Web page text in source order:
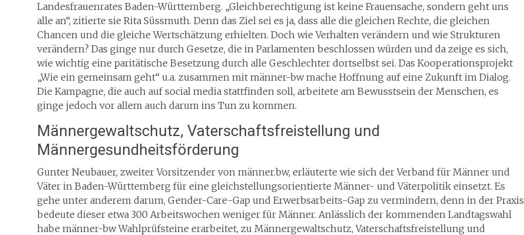
Landesfrauenrates Baden-Württemberg. „Gleichberechtigung ist keine Frauensache, sondern geht uns
alle an“, zitierte sie Rita Süssmuth. Denn das Ziel sei es ja, dass alle die gleichen Rechte, die gleichen
Chancen und die gleiche Wertschätzung erhielten. Doch wie Verhalten verändern und wie Strukturen
verändern? Das ginge nur durch Gesetze, die in Parlamenten beschlossen würden und da zeige es sich,
wie wichtig eine paritätische Besetzung durch alle Geschlechter dortselbst sei. Das Kooperationsprojekt
„Wie ein gemeinsam geht“ u.a. zusammen mit männer-bw mache Hoffnung auf eine Zukunft im Dialog.
Die Kampagne, die auch auf social media stattfinden soll, arbeitete am Bewusstsein der Menschen, es
ginge jedoch vor allem auch darum ins Tun zu kommen.
Männergewaltschutz, Vaterschaftsfreistellung und
Männergesundheitsförderung
Gunter Neubauer, zweiter Vorsitzender von männer.bw, erläuterte wie sich der Verband für Männer und
Väter in Baden-Württemberg für eine gleichstellungsorientierte Männer- und Väterpolitik einsetzt. Es
gehe unter anderem darum, Gender-Care-Gap und Erwerbsarbeits-Gap zu vermindern, denn in der Praxis
bedeute dieser etwa 300 Arbeitswochen weniger für Männer. Anlässlich der kommenden Landtagswahl
habe männer-bw Wahlprüfsteine erarbeitet, zu Männergewaltschutz, Vaterschaftsfreistellung und